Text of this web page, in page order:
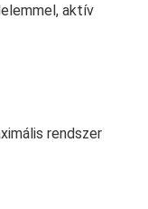
aktív
rendszer